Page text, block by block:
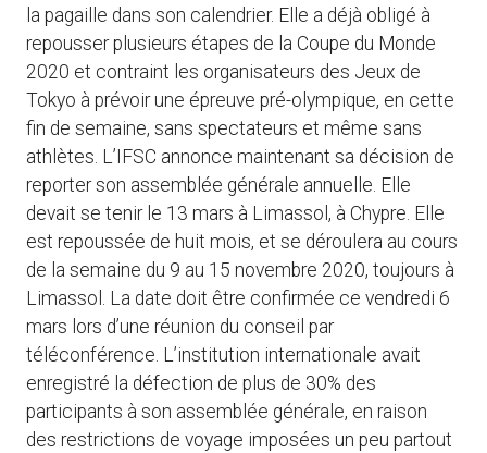
la pagaille dans son calendrier. Elle a déjà obligé à
repousser plusieurs étapes de la Coupe du Monde
2020 et contraint les organisateurs des Jeux de
Tokyo à prévoir une épreuve pré-olympique, en cette
fin de semaine, sans spectateurs et même sans
athlètes. L’IFSC annonce maintenant sa décision de
reporter son assemblée générale annuelle. Elle
devait se tenir le 13 mars à Limassol, à Chypre. Elle
est repoussée de huit mois, et se déroulera au cours
de la semaine du 9 au 15 novembre 2020, toujours à
Limassol. La date doit être confirmée ce vendredi 6
mars lors d’une réunion du conseil par
téléconférence. L’institution internationale avait
enregistré la défection de plus de 30% des
participants à son assemblée générale, en raison
des restrictions de voyage imposées un peu partout